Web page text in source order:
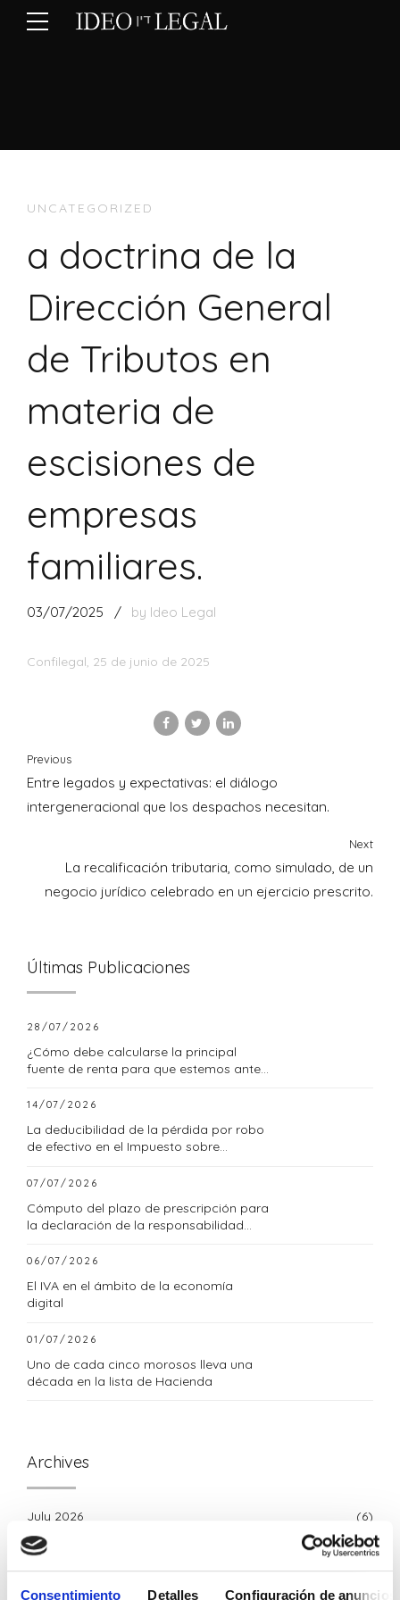
Consentimiento Detalles Configuración de anuncios
UNCATEGORIZED
a doctrina de la
Dirección General
de Tributos en
materia de
escisiones de
empresas
familiares.
03/07/2025 by Ideo Legal
Confilegal, 25 de junio de 2025
Previous
Entre legados y expectativas: el diálogo
intergeneracional que los despachos necesitan.
Next
La recalificación tributaria, como simulado, de un
negocio jurídico celebrado en un ejercicio prescrito.
Últimas Publicaciones
28/07/2026
¿Cómo debe calcularse la principal
fuente de renta para que estemos ante
14/07/2026
La deducibilidad de la pérdida por robo
de efectivo en el Impuesto sobre
07/07/2026
Cómputo del plazo de prescripción para
la declaración de la responsabilidad
06/07/2026
El IVA en el ámbito de la economía
digital
01/07/2026
Uno de cada cinco morosos lleva una
década en la lista de Hacienda
Archives
July 2026 (6)
June 2026 (8)